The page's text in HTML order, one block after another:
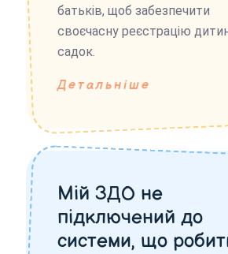
батьків, щоб забезпечити
своєчасну реєстрацію
садок.
Детальніше
Мій ЗДО не
підключений до
системи, що